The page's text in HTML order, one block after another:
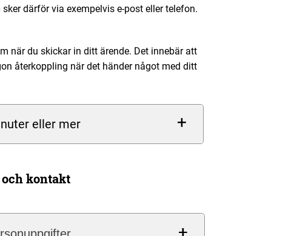
därför via exempelvis e-post eller telefon.
när du skickar in ditt ärende. Det innebär att
återkoppling när det händer något med ditt
eller mer
kontakt